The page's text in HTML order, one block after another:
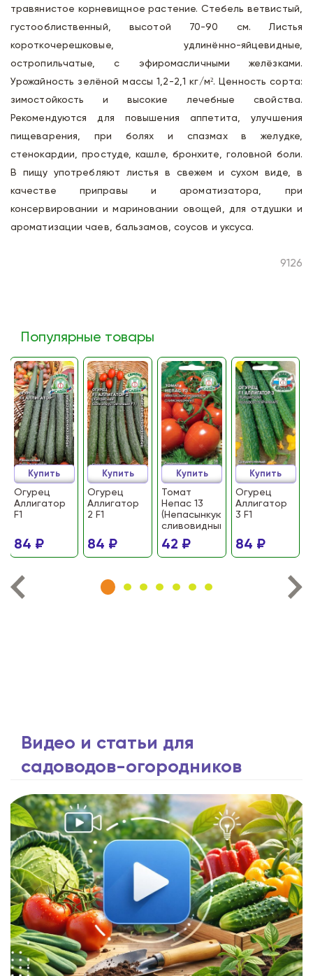
травянистое корневищное растение. Стебель ветвистый,
густооблиственный, высотой 70-90 см. Листья
короткочерешковые, удлинённо-яйцевидные,
остропильчатые, с эфиромасличными желёзками.
Урожайность зелёной массы 1,2-2,1 кг/м². Ценность сорта:
зимостойкость и высокие лечебные свойства.
Рекомендуются для повышения аппетита, улучшения
пищеварения, при болях и спазмах в желудке,
стенокардии, простуде, кашле, бронхите, головной боли.
В пищу употребляют листья в свежем и сухом виде, в
качестве приправы и ароматизатора, при
консервировании и мариновании овощей, для отдушки и
ароматизации чаев, бальзамов, соусов и уксуса.
9126
Популярные товары
Огурец
Аллигатор
F1
84 ₽
Купить
Огурец
Аллигатор
2 F1
84 ₽
Купить
Томат
Непас 13
(Непасынкующийся
сливовидный)
42 ₽
Купить
Огурец
Аллигатор
3 F1
84 ₽
Купить
Видео и статьи для
садоводов-огородников